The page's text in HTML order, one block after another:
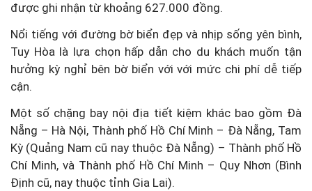
được ghi nhận từ khoảng 627.000 đồng.
Nổi tiếng với đường bờ biển đẹp và nhịp sống yên bình,
Tuy Hòa là lựa chọn hấp dẫn cho du khách muốn tận
hưởng kỳ nghỉ bên bờ biển với với mức chi phí dễ tiếp
cận.
Một số chặng bay nội địa tiết kiệm khác bao gồm Đà
Nẵng – Hà Nội, Thành phố Hồ Chí Minh – Đà Nẵng, Tam
Kỳ (Quảng Nam cũ nay thuộc Đà Nẵng) – Thành phố Hồ
Chí Minh, và Thành phố Hồ Chí Minh – Quy Nhơn (Bình
Định cũ, nay thuộc tỉnh Gia Lai).